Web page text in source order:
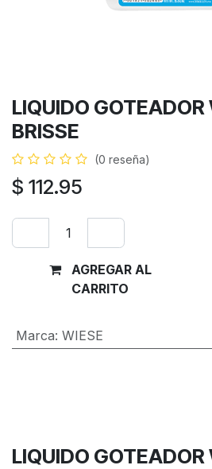
LIQUIDO GOTEADOR
BRISSE
(0 reseña)
$ 112.95
AGREGAR AL
CARRITO
Marca: WIESE
LIQUIDO GOTEADOR